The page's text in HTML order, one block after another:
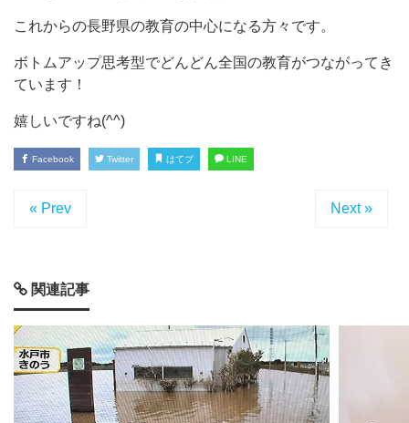
これからの長野県の教育の中心になる方々です。
ボトムアップ思考型でどんどん全国の教育がつながってき
ています！
嬉しいですね(^^)
Facebook Twitter はてブ LINE
« Prev Next »
関連記事